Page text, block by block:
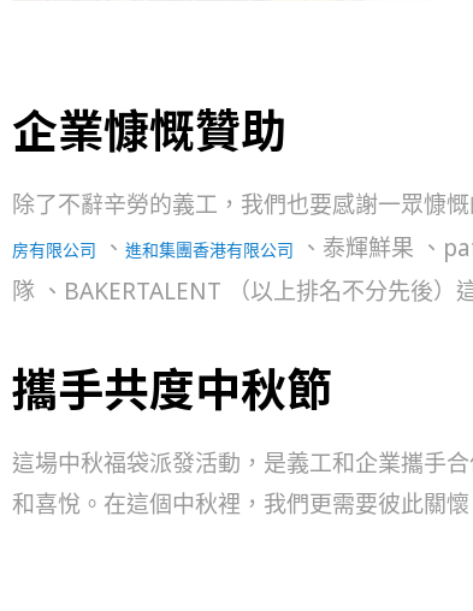
企業慷慨贊助
除了不辭辛勞的義工，我們也要感謝一眾慷
房有限公司
、 進和集團香港有限公司 、泰輝鮮果 、
隊 、BAKERTALENT （以上排名不分先後
攜手共度中秋節
這場中秋福袋派發活動，是義工和企業攜手
和喜悅。在這個中秋裡，我們更需要彼此關